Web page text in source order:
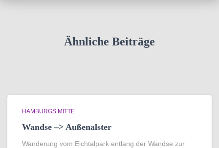
Ähnliche Beiträge
HAMBURGS MITTE
Wandse –> Außenalster
Wanderung vom Eichtalpark entlang der Wandse zur